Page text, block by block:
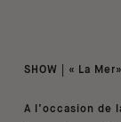
SHOW | « La
A l’occasion de